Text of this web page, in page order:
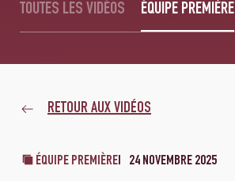
TOUTES LES VIDÉOS ÉQUIPE PREMIÈRE
RETOUR AUX VIDÉOS
ÉQUIPE PREMIÈRE 24 NOVEMBRE 2025